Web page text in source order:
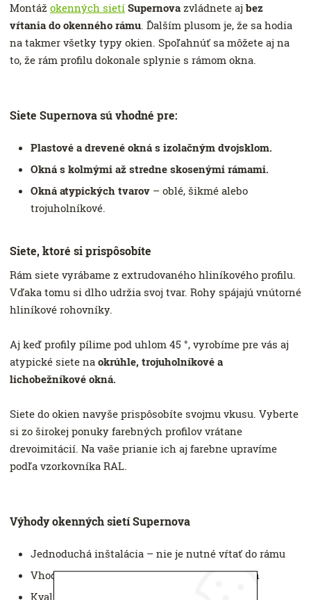
Montáž okenných sietí Supernova zvládnete ajbez
vŕtania do okenného rámu. Ďalším plusom je, že sa hodia
na takmer všetky typy okien. Spoľahnúť sa môžete aj na
to, že rám profilu dokonale splynie s rámom okna.
Siete Supernova sú vhodné pre:
Plastové a drevené okná s izolačným dvojsklom.
Okná s kolmými až stredne skosenými rámami.
Okná atypických tvarov – oblé, šikmé alebo
trojuholníkové.
Siete, ktoré si prispôsobíte
Rám siete vyrábame z extrudovaného hliníkového profilu.
Vďaka tomu si dlho udržia svoj tvar. Rohy spájajú vnútorné
hliníkové rohovníky.
Aj keď profily pílime pod uhlom 45 °, vyrobíme pre vás aj
atypické siete na okrúhle, trojuholníkové a
lichobežníkové okná.
Siete do okien navyše prispôsobíte svojmu vkusu. Vyberte
si zo širokej ponuky farebných profilov vrátane
drevoimitácií. Na vaše prianie ich aj farebne upravíme
podľa vzorkovníka RAL.
Výhody okenných sietí Supernova
Jednoduchá inštalácia – nie je nutné vŕtať do rámu
Vhodné pre väčšinu okien vrátane atypických
Kvalitný a odolný materiál